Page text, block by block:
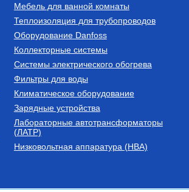
Бак расширительный для
водоснабжения 50 л 50V
7 400Руб.
Купить
Мебель для ванной комнаты
Теплоизоляция для трубопроводов
Оборудование Danfoss
Коллекторные системы
Системы электрического обогрева
Фильтры для воды
Климатическое оборудование
Зарядные устройства
Лабораторные автотрансформаторы
(ЛАТР)
Низковольтная аппаратура (НВА)